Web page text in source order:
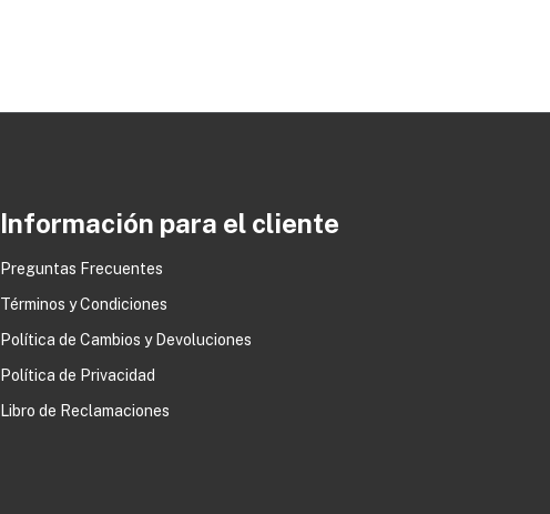
Información para el cliente
Preguntas Frecuentes
Términos y Condiciones
Política de Cambios y Devoluciones
Política de Privacidad
Libro de Reclamaciones